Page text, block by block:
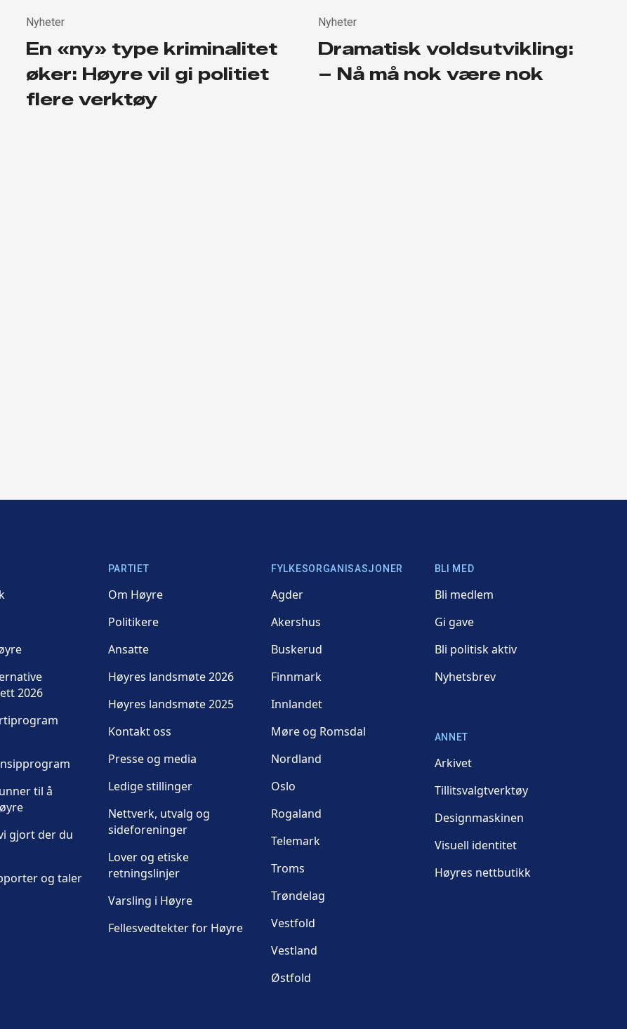
Nyheter
En «ny» type kriminalitet
øker: Høyre vil gi politiet
flere verktøy
Nyheter
Dramatisk voldsutvikling:
– Nå må nok være nok
2026
til å
gjort der du
og taler
PARTIET
Om Høyre
Politikere
Ansatte
Høyres landsmøte 2026
Høyres landsmøte 2025
Kontakt oss
Presse og media
Ledige stillinger
Nettverk, utvalg og
sideforeninger
Lover og etiske
retningslinjer
Varsling i Høyre
Fellesvedtekter for Høyre
FYLKESORGANISASJONER
Agder
Akershus
Buskerud
Finnmark
Innlandet
Møre og Romsdal
Nordland
Oslo
Rogaland
Telemark
Troms
Trøndelag
Vestfold
Vestland
Østfold
BLI MED
Bli medlem
Gi gave
Bli politisk aktiv
Nyhetsbrev
ANNET
Arkivet
Tillitsvalgtverktøy
Designmaskinen
Visuell identitet
Høyres nettbutikk